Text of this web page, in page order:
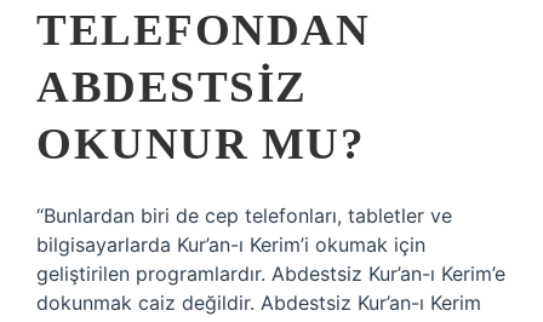
TELEFONDAN
ABDESTSIZ
OKUNUR MU?
“Bunlardan biri de cep telefonları, tabletler ve
bilgisayarlarda Kur’an-ı Kerim’i okumak için
geliştirilen programlardır. Abdestsiz Kur’an-ı Kerim’e
dokunmak caiz değildir. Abdestsiz Kur’an-ı Kerim